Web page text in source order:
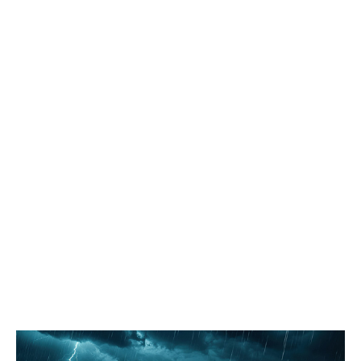
варианты решения нескольких ключевых задач: обеспечение
доступной среды для входной группы муниципального